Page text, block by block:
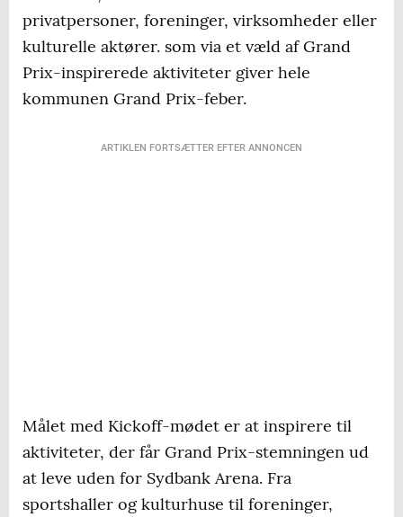
privatpersoner, foreninger, virksomheder eller
kulturelle aktører. som via et væld af Grand
Prix-inspirerede aktiviteter giver hele
kommunen Grand Prix-feber.
ARTIKLEN FORTSÆTTER EFTER ANNONCEN
Målet med Kickoff-mødet er at inspirere til
aktiviteter, der får Grand Prix-stemningen ud
at leve uden for Sydbank Arena. Fra
sportshaller og kulturhuse til foreninger,